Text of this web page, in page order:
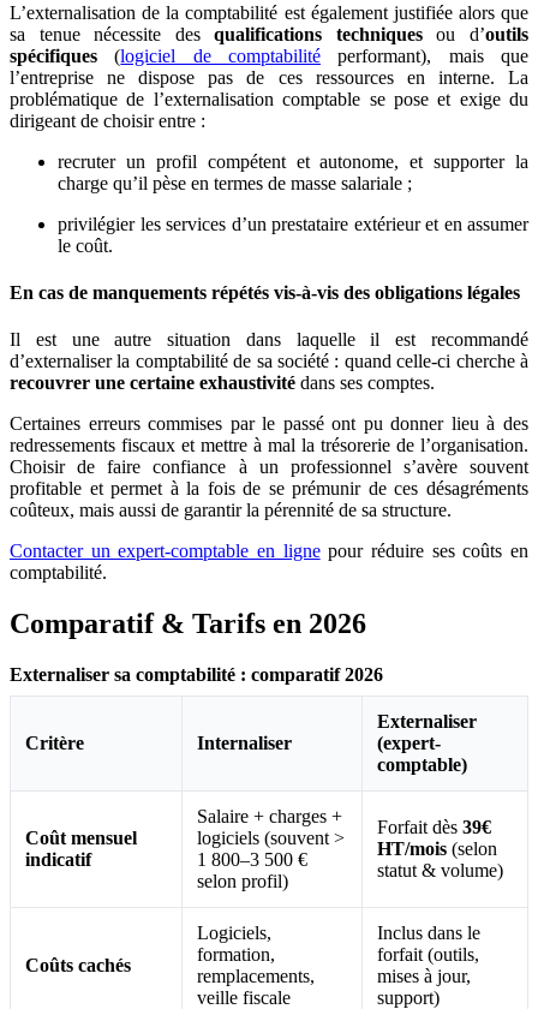
L’externalisation de la comptabilité est également justifiée alors que
sa tenue nécessite desqualifications techniquesou d’outils
spécifiques (logiciel de comptabilité performant), mais que
l’entreprise ne dispose pas de ces ressources en interne. La
problématique de l’externalisation comptable se pose et exige du
dirigeant de choisir entre :
recruter un profil compétent et autonome, et supporter la
charge qu’il pèse en termes de masse salariale ;
privilégier les services d’un prestataire extérieur et en assumer
le coût.
En cas de manquements répétés vis-à-vis des obligations légales
Il est une autre situation dans laquelle il est recommandé
d’externaliser la comptabilité de sa société : quand celle-ci cherche à
recouvrer une certaine exhaustivité dans ses comptes.
Certaines erreurs commises par le passé ont pu donner lieu à des
redressements fiscaux et mettre à mal la trésorerie de l’organisation.
Choisir de faire confiance à un professionnel s’avère souvent
profitable et permet à la fois de se prémunir de ces désagréments
coûteux, mais aussi de garantir la pérennité de sa structure.
Contacter un expert-comptable en lignepour réduire ses coûts en
comptabilité.
Comparatif & Tarifs en 2026
Externaliser sa comptabilité : comparatif 2026
Critère Internaliser
Externaliser
(expert-
comptable)
Coût mensuel
indicatif
Salaire + charges +
logiciels (souvent >
1 800–3 500 €
selon profil)
Forfait dès 39€
HT/mois (selon
statut & volume)
Coûts cachés
Logiciels,
formation,
remplacements,
veille fiscale
Inclus dans le
forfait (outils,
mises à jour,
support)